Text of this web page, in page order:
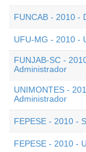
FUNCAB - 2010 -
UFU-MG - 2010 -
FUNJAB-SC -
Administrador
UNIMONTES -
Administrador
FEPESE - 2010 -
FEPESE - 2010 -